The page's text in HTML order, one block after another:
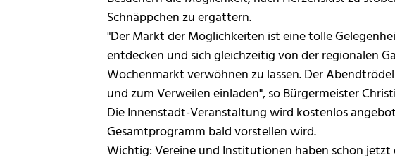
Schnäppchen zu ergattern.
"Der Markt der Möglichkeiten ist eine tolle
entdecken und sich gleichzeitig von der regionalen
Wochenmarkt verwöhnen zu lassen. Der
und zum Verweilen einladen", so Bürgermeister
Die Innenstadt-Veranstaltung wird kostenlos
Gesamtprogramm bald vorstellen wird.
Wichtig: Vereine und Institutionen haben schon